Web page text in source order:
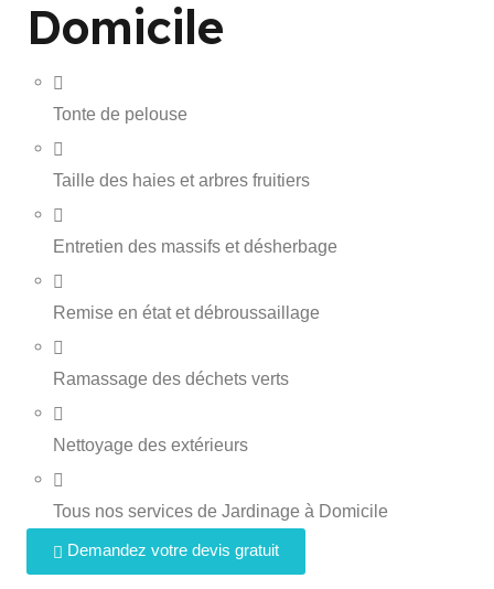
Domicile
Tonte de pelouse
Taille des haies et arbres fruitiers
Entretien des massifs et désherbage
Remise en état et débroussaillage
Ramassage des déchets verts
Nettoyage des extérieurs
Tous nos services de Jardinage à Domicile
Demandez votre devis gratuit